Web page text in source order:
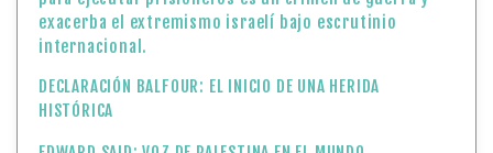
exacerba el extremismo israelí bajo escrutinio
internacional.
DECLARACIÓN BALFOUR: EL INICIO DE UNA HERIDA
HISTÓRICA